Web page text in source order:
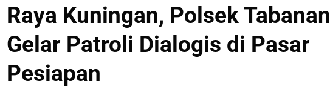
Raya Kuningan, Polsek Tabanan
Gelar Patroli Dialogis di Pasar
Pesiapan